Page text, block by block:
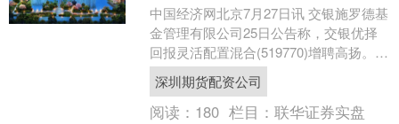
中国经济网北京7月27日讯 交银施罗德基
金管理有限公司25日公告称，交银优择
回报灵活配置混合(519770)增聘高扬。
高扬，北京大学计算机科学与技术硕
士、经济....
深圳期货配资公司
阅读： 180 栏目：联华证券实盘